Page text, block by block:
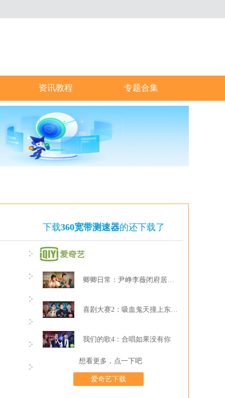
资讯教程 专题合集
下载360宽带测速器的还下载了
卿卿日常：尹峥李薇闭府居家打牌
喜剧大赛2：吸血鬼天撞上东北波er
我们的歌4：合唱如果没有你
想看更多，点一下吧
爱奇艺下载